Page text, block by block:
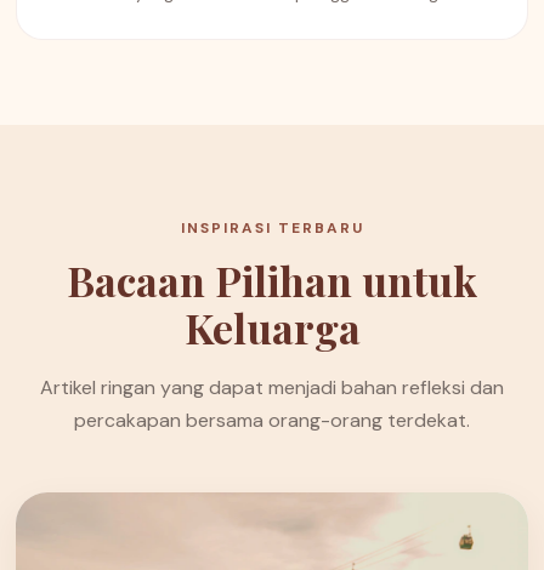
INSPIRASI TERBARU
Bacaan Pilihan untuk
Keluarga
Artikel ringan yang dapat menjadi bahan refleksi dan
percakapan bersama orang-orang terdekat.